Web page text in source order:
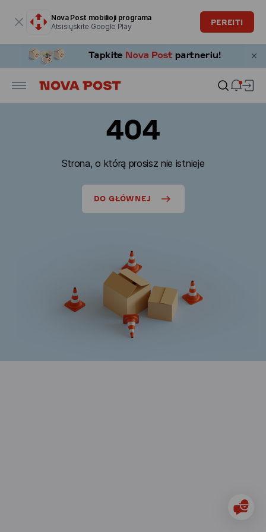
Nova Post mobilioji programa
Atsisiųskite Google Play
PEREITI
404
Strona, o którą prosisz nie istnieje
DO GŁÓWNEJ